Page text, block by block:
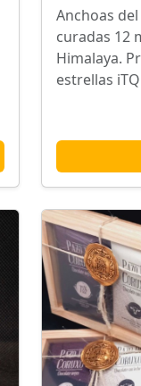
Anchoas
curadas 12
Himalaya.
estrellas